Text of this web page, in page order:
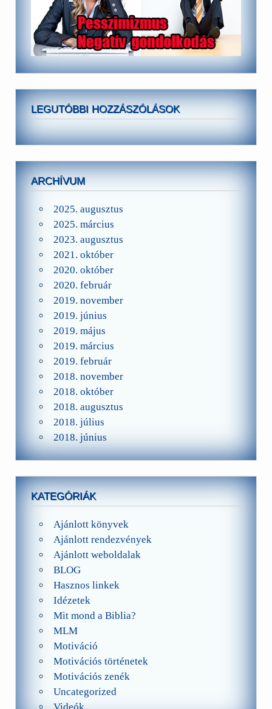
LEGUTÓBBI HOZZÁSZÓLÁSOK
ARCHÍVUM
2025. augusztus
2025. március
2023. augusztus
2021. október
2020. október
2020. február
2019. november
2019. június
2019. május
2019. március
2019. február
2018. november
2018. október
2018. augusztus
2018. július
2018. június
KATEGÓRIÁK
Ajánlott könyvek
Ajánlott rendezvények
Ajánlott weboldalak
BLOG
Hasznos linkek
Idézetek
Mit mond a Biblia?
MLM
Motiváció
Motivációs történetek
Motivációs zenék
Uncategorized